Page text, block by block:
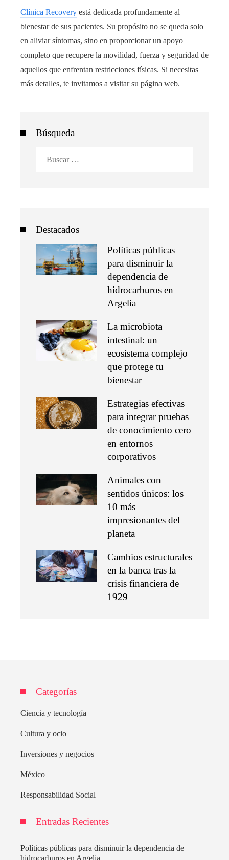
Clínica Recovery está dedicada profundamente al
bienestar de sus pacientes. Su propósito no se queda solo
en aliviar síntomas, sino en proporcionar un apoyo
completo que recupere la movilidad, fuerza y seguridad de
aquellos que enfrentan restricciones físicas. Si necesitas
más detalles, te invitamos a visitar su página web.
Búsqueda
Destacados
Políticas públicas
para disminuir la
dependencia de
hidrocarburos en
Argelia
La microbiota
intestinal: un
ecosistema complejo
que protege tu
bienestar
Estrategias efectivas
para integrar pruebas
de conocimiento cero
en entornos
corporativos
Animales con
sentidos únicos: los
10 más
impresionantes del
planeta
Cambios estructurales
en la banca tras la
crisis financiera de
1929
Categorías
Ciencia y tecnología
Cultura y ocio
Inversiones y negocios
México
Responsabilidad Social
Entradas Recientes
Políticas públicas para disminuir la dependencia de
hidrocarburos en Argelia